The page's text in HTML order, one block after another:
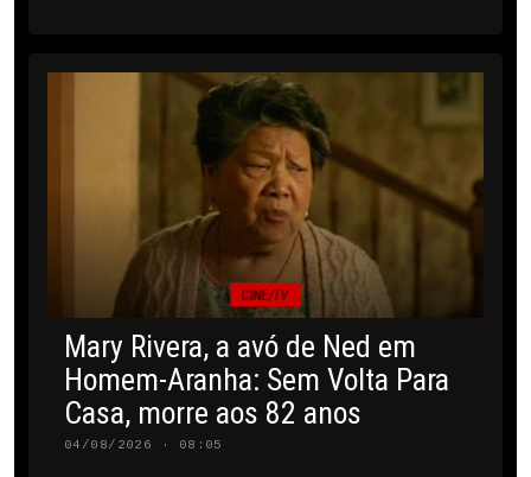
CINE/TV
Mary Rivera, a avó de Ned em
Homem-Aranha: Sem Volta Para
Casa, morre aos 82 anos
04/08/2026 · 08:05